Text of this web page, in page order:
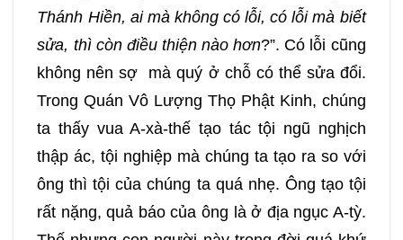
Thánh Hiền, ai mà không có lỗi, có lỗi mà biết
sửa, thì còn điều thiện nào hơn?”. Có lỗi cũng
không nên sợ mà quý ở chỗ có thể sửa đổi.
Trong Quán Vô Lượng Thọ Phật Kinh, chúng
ta thấy vua A-xà-thế tạo tác tội ngũ nghịch
thập ác, tội nghiệp mà chúng ta tạo ra so với
ông thì tội của chúng ta quá nhẹ. Ông tạo tội
rất nặng, quả báo của ông là ở địa ngục A-tỳ.